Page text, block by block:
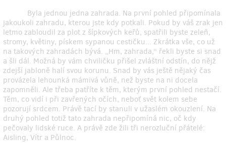
Byla jednou jedna zahrada. Na první pohled připomínala
jakoukoli zahradu, kterou jste kdy potkali. Pokud by váš zrak jen
letmo zabloudil za plot z šípkových keřů, spatřili byste zeleň,
stromy, květiny, pískem sypanou cestičku... Zkrátka vše, co už
na takových zahradách bývá. „Hm, zahrada,“ řekli byste si snad
a šli dál. Možná by vám chviličku přišel zvláštní odstín, do nějž
zdejší jabloně halí svou korunu. Snad by vás ještě nějaký čas
provázela lehounká mámivá vůně, než byste na ni docela
zapomněli. Ale třeba patříte k těm, kterým první pohled nestačí.
Těm, co vidí i při zavřených očích, neboť svět kolem sebe
pozorují srdcem. Právě tací by stanuli v užaslém okouzlení. Na
druhý pohled totiž tato zahrada nepřipomíná nic, oč kdy
pečovaly lidské ruce. A právě zde žili tři nerozluční přátelé:
Aisling, Vítr a Půlnoc.